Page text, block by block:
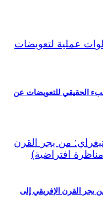
الحقيقي للتعويضات عن
من يجر القرن الإفريقي إلى